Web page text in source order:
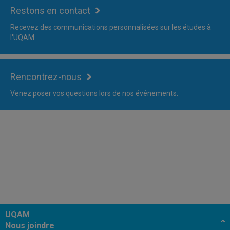
Restons en contact
Recevez des communications personnalisées sur les études à
l'UQAM.
Rencontrez-nous
Venez poser vos questions lors de nos événements.
UQAM
Nous joindre